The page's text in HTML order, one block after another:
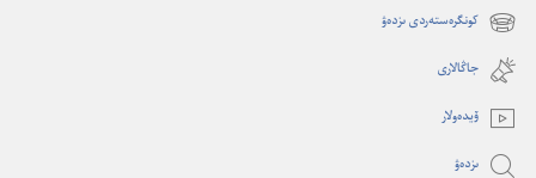
new
window)
كونگرەستەردى ىزدەۋ
(opens
new
window)
جاڭالارى
ۆيدە‌ولار
ىزدە‌ۋ